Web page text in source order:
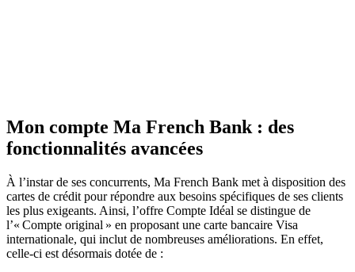
Mon compte Ma French Bank : des
fonctionnalités avancées
À l’instar de ses concurrents, Ma French Bank met à disposition des
cartes de crédit pour répondre aux besoins spécifiques de ses clients
les plus exigeants. Ainsi, l’offre Compte Idéal se distingue de
l’« Compte original » en proposant une carte bancaire Visa
internationale, qui inclut de nombreuses améliorations. En effet,
celle-ci est désormais dotée de :